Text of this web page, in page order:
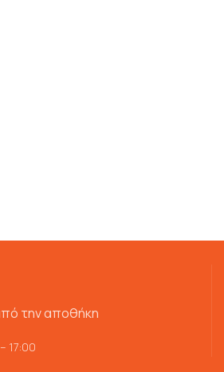
την αποθήκη
17:00